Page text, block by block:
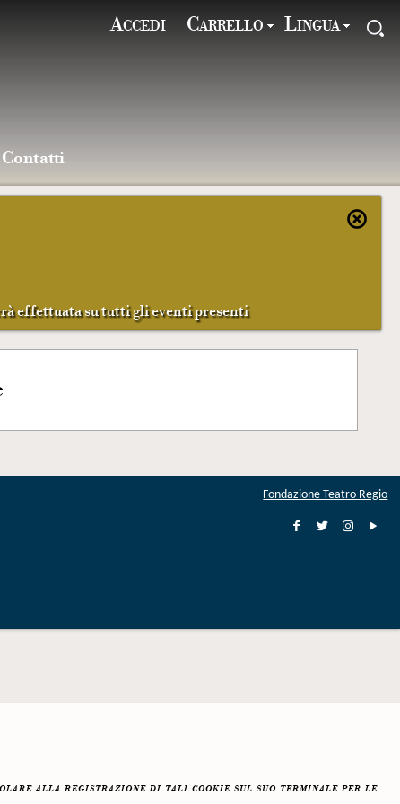
Accedi Carrello Lingua
Contatti
effettuata su tutti gli eventi presenti
alla registrazione di tali cookie sul suo terminale per le
Fondazione Teatro Regio